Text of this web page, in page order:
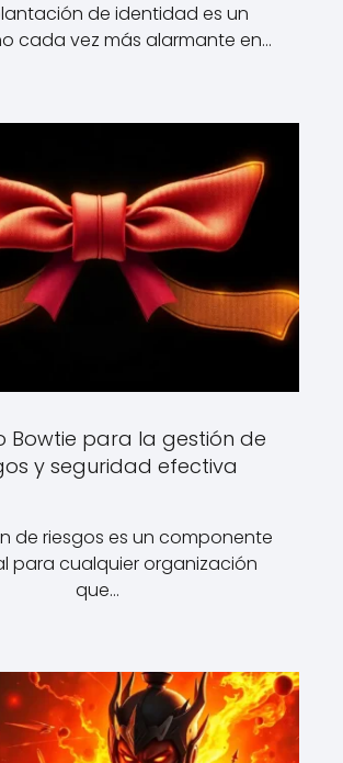
de identidad es un
cada vez más alarmante en…
Bowtie para la gestión de
y seguridad efectiva
de riesgos es un componente
para cualquier organización
que…